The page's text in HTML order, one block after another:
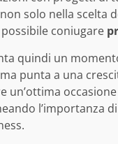
solo nella scelta
coniugare
quindi un
punta a una
un’ottima
l’importanza